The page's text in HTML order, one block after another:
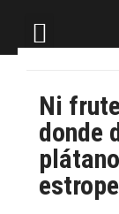
Ni
donde